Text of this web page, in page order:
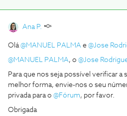
Ana P.
Olá@MANUEL PALMA e @Jose
@MANUEL PALMA, o @Jose
Para que nos seja possível verificar a
melhor forma, envie-nos o seu
privada para o @Fórum, por favor.
Obrigada